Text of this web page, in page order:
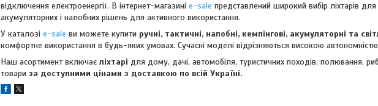
відключення електроенергії. В інтернет-магазині e-sale представлений широкий вибір ліхтарів
акумуляторних і налобних рішень для активного використання.
У каталозі e-sale ви можете купити ручні, тактичні, налобні, кемпінгові, акумуляторні та
комфортне використання в будь-яких умовах. Сучасні моделі відрізняються високою
Наш асортимент включаєліхтарі для дому, дачі, автомобіля, туристичних походів, полювання,
товари за доступними цінами з доставкою по всій Україні.